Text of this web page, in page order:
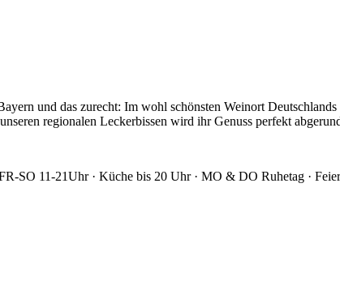
und das zurecht: Im wohl schönsten Weinort
regionalen Leckerbissen wird ihr Genuss perfekt
SO 11-21Uhr · Küche bis 20 Uhr · MO & DO Ruhetag ·